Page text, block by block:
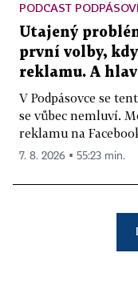
PODCAST
Utajený
první volby,
reklamu. A
V Podpásovce se
se vůbec nemluví.
reklamu na
7. 8. 2026 ▪ 55:23 min.